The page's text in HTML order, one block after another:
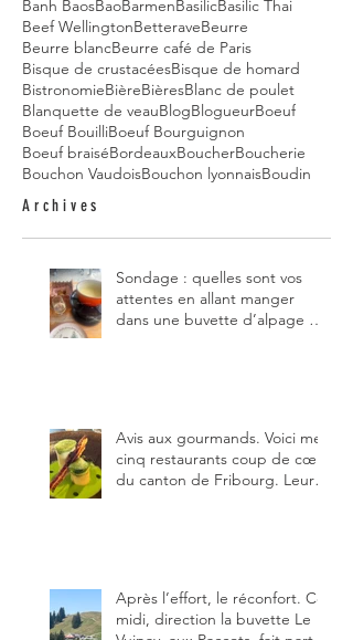
Banh BaosBaoBarmenBasilicBasilic Thai
Beef WellingtonBetteraveBeurre
Beurre blancBeurre café de Paris
Bisque de crustacéesBisque de homard
BistronomieBièreBièresBlanc de poulet
Blanquette de veauBlogBlogueurBoeuf
Boeuf BouilliBoeuf Bourguignon
Boeuf braiséBordeauxBoucherBoucherie
Bouchon VaudoisBouchon lyonnaisBoudin
Archives
Sondage : quelles sont vos
attentes en allant manger
dans une buvette d’alpage et,
Avis aux gourmands. Voici mes
cinq restaurants coup de cœur
du canton de Fribourg. Leurs
Après l’effort, le réconfort. Ce
midi, direction la buvette Le